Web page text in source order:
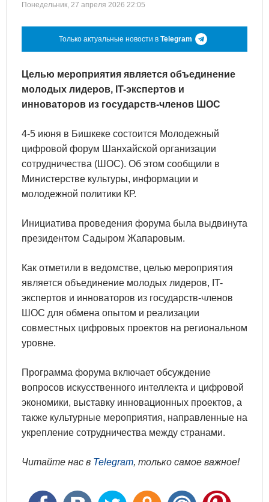
Понедельник, 27 апреля 2026 22:05
Только актуальные новости в Telegram
Целью мероприятия является объединение
молодых лидеров, IT-экспертов и
инноваторов из государств-членов ШОС
4-5 июня в Бишкеке состоится Молодежный
цифровой форум Шанхайской организации
сотрудничества (ШОС). Об этом сообщили в
Министерстве культуры, информации и
молодежной политики КР.
Инициатива проведения форума была выдвинута
президентом Садыром Жапаровым.
Как отметили в ведомстве, целью мероприятия
является объединение молодых лидеров, IT-
экспертов и инноваторов из государств-членов
ШОС для обмена опытом и реализации
совместных цифровых проектов на региональном
уровне.
Программа форума включает обсуждение
вопросов искусственного интеллекта и цифровой
экономики, выставку инновационных проектов, а
также культурные мероприятия, направленные на
укрепление сотрудничества между странами.
Читайте нас в Telegram, только самое важное!